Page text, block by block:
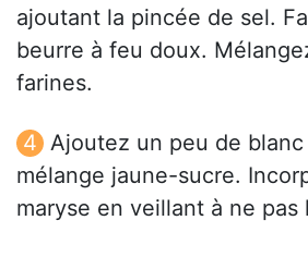
ajoutant la pincée de sel.
beurre à feu doux.
farines.
Ajoutez un peu de
mélange jaune-sucre.
maryse en veillant à ne pas